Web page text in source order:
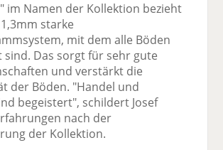
im Namen der Kollektion bezieht
starke
mit dem alle Böden
sind. Das sorgt für sehr gute
und verstärkt die
der Böden. "Handel und
begeistert", schildert Josef
nach der
der Kollektion.